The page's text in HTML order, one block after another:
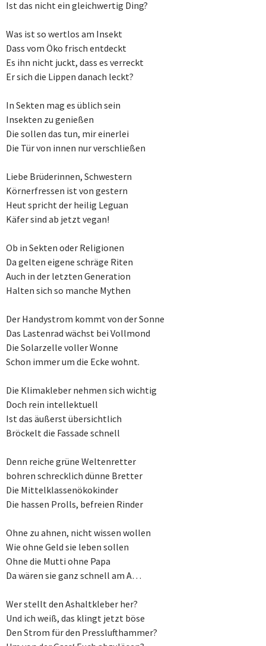
Ist das nicht ein gleichwertig Ding?
Was ist so wertlos am Insekt
Dass vom Öko frisch entdeckt
Es ihn nicht juckt, dass es verreckt
Er sich die Lippen danach leckt?
In Sekten mag es üblich sein
Insekten zu genießen
Die sollen das tun, mir einerlei
Die Tür von innen nur verschließen
Liebe Brüderinnen, Schwestern
Körnerfressen ist von gestern
Heut spricht der heilig Leguan
Käfer sind ab jetzt vegan!
Ob in Sekten oder Religionen
Da gelten eigene schräge Riten
Auch in der letzten Generation
Halten sich so manche Mythen
Der Handystrom kommt von der Sonne
Das Lastenrad wächst bei Vollmond
Die Solarzelle voller Wonne
Schon immer um die Ecke wohnt.
Die Klimakleber nehmen sich wichtig
Doch rein intellektuell
Ist das äußerst übersichtlich
Bröckelt die Fassade schnell
Denn reiche grüne Weltenretter
bohren schrecklich dünne Bretter
Die Mittelklassenökokinder
Die hassen Prolls, befreien Rinder
Ohne zu ahnen, nicht wissen wollen
Wie ohne Geld sie leben sollen
Ohne die Mutti ohne Papa
Da wären sie ganz schnell am A…
Wer stellt den Ashaltkleber her?
Und ich weiß, das klingt jetzt böse
Den Strom für den Presslufthammer?